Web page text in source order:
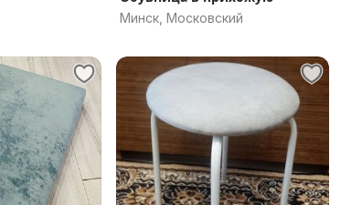
Минск, Московский